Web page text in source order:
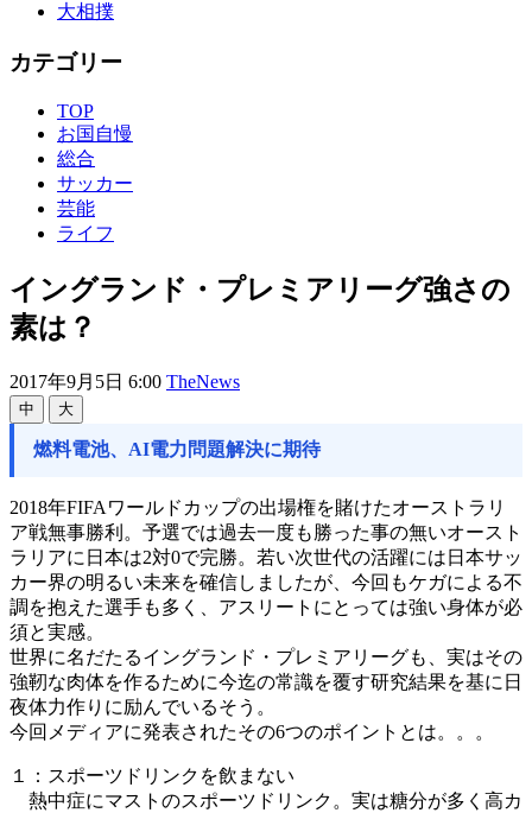
大相撲
カテゴリー
TOP
お国自慢
総合
サッカー
芸能
ライフ
イングランド・プレミアリーグ強さの
素は？
2017年9月5日 6:00 TheNews
中 大
燃料電池、AI電力問題解決に期待
2018年FIFAワールドカップの出場権を賭けたオーストラリ
ア戦無事勝利。予選では過去一度も勝った事の無いオースト
ラリアに日本は2対0で完勝。若い次世代の活躍には日本サッ
カー界の明るい未来を確信しましたが、今回もケガによる不
調を抱えた選手も多く、アスリートにとっては強い身体が必
須と実感。
世界に名だたるイングランド・プレミアリーグも、実はその
強靭な肉体を作るために今迄の常識を覆す研究結果を基に日
夜体力作りに励んでいるそう。
今回メディアに発表されたその6つのポイントとは。。。
１：スポーツドリンクを飲まない
熱中症にマストのスポーツドリンク。実は糖分が多く高カ